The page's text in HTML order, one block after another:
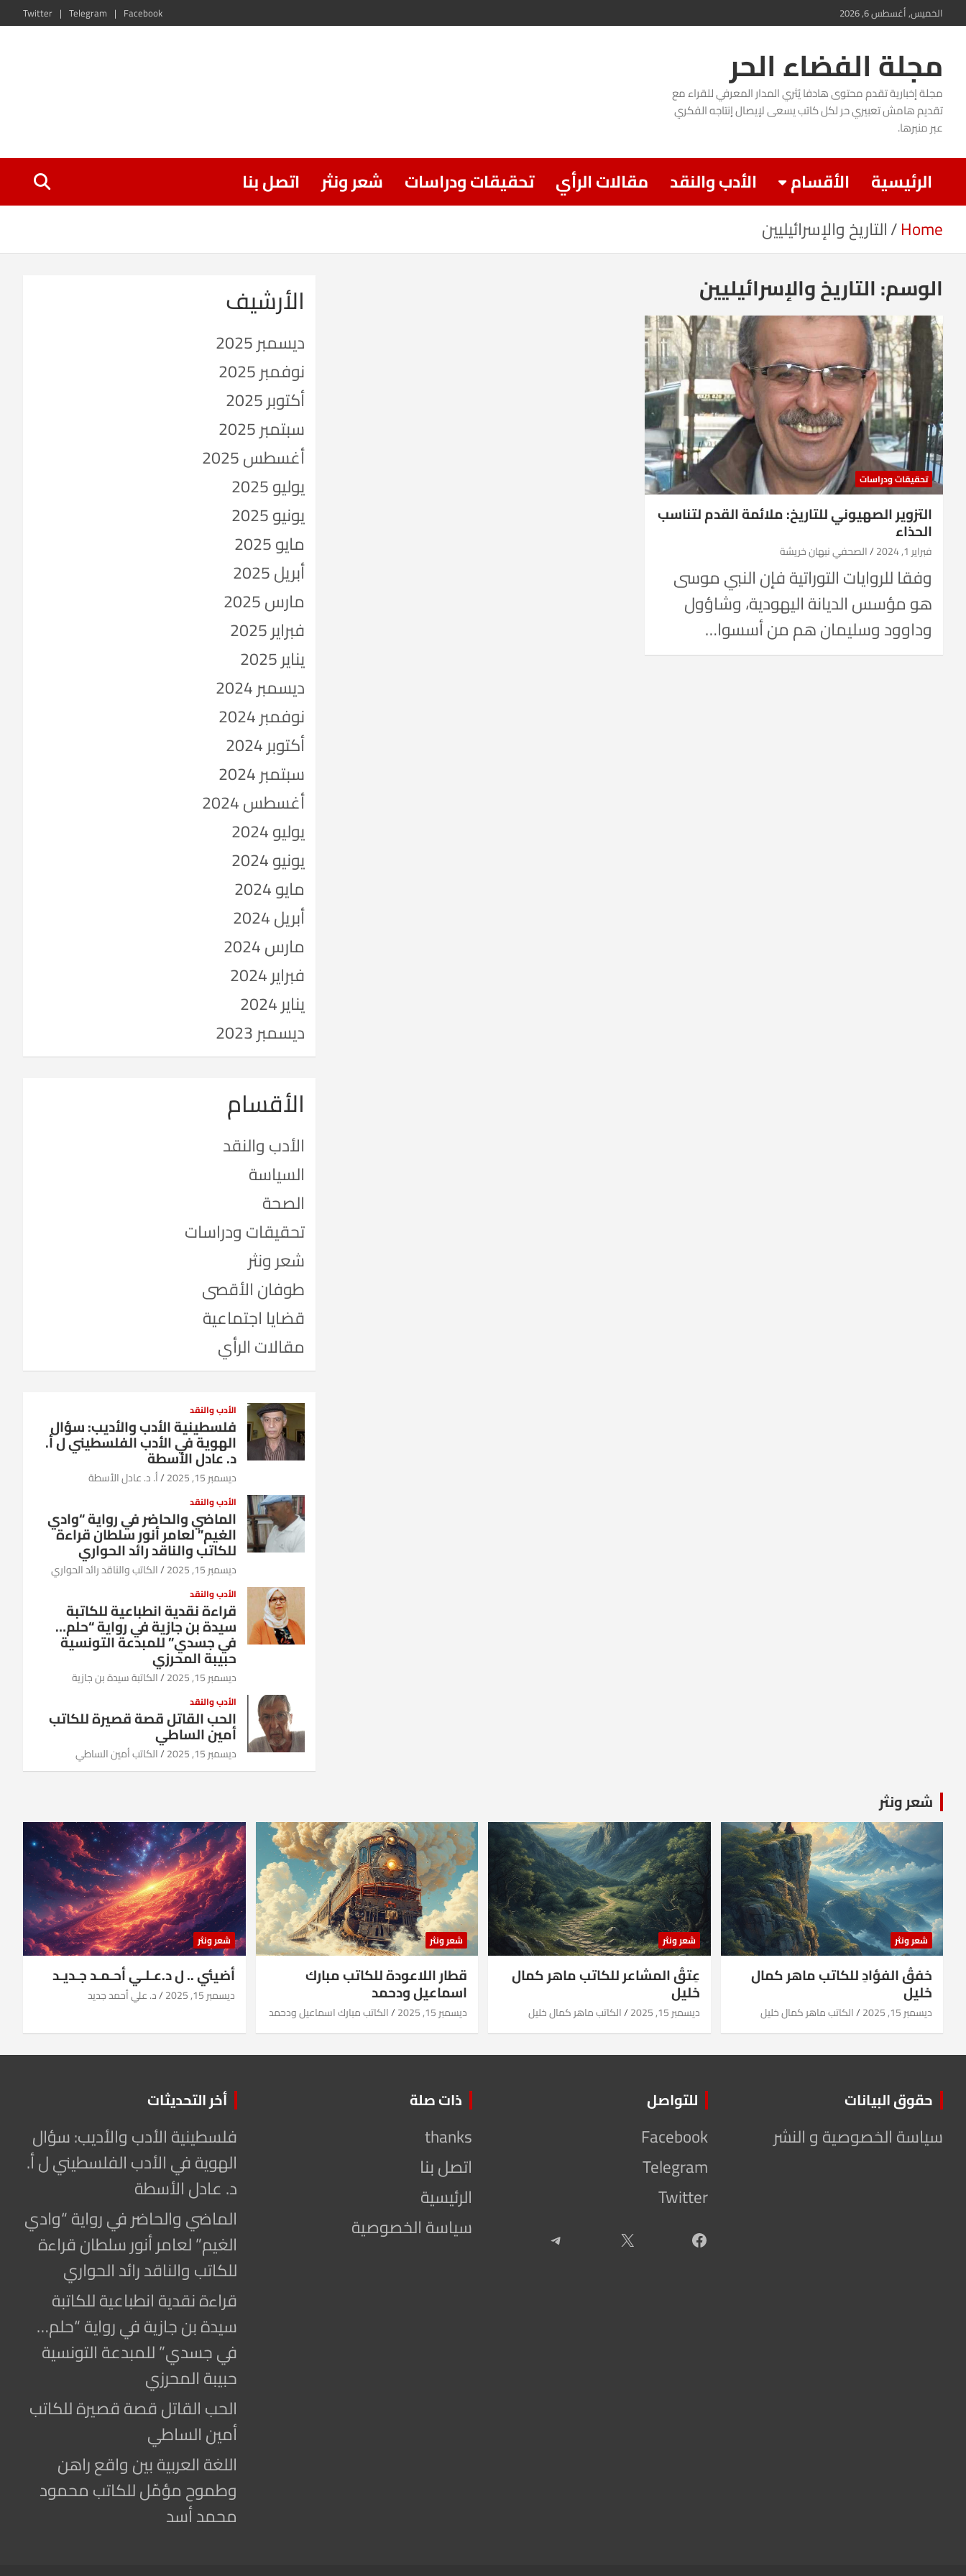
Skip
content
الخميس, أغسطس 6, 2026 Facebook
Telegram
Twitter
مجلة الفضاء الحر
مجلة إخبارية تقدم محتوى هادفا يُثري المدار المعرفي للقراء مع
تقديم هامش تعبيري حر لكل كاتب يسعى لإيصال إنتاجه الفكري
عبر منبرها.
الرئيسية الأقسام الأدب والنقد مقالات الرأي تحقيقات ودراسات شعر ونثر
اتصل بنا
Home التاريخ والإسرائيليين
الوسم:التاريخ والإسرائيليين
تحقيقات ودراسات
التزوير الصهيوني للتاريخ: ملائمة القدم لتناسب
الحذاء
فبراير 1, 2024 الصحفي نبهان خريشة
وفقا للروايات التوراتية فإن النبي موسى
هو مؤسس الديانة اليهودية، وشاؤول
وداوود وسليمان هم من أسسوا…
الأرشيف
ديسمبر 2025
نوفمبر 2025
أكتوبر 2025
سبتمبر 2025
أغسطس 2025
يوليو 2025
يونيو 2025
مايو 2025
أبريل 2025
مارس 2025
فبراير 2025
يناير 2025
ديسمبر 2024
نوفمبر 2024
أكتوبر 2024
سبتمبر 2024
أغسطس 2024
يوليو 2024
يونيو 2024
مايو 2024
أبريل 2024
مارس 2024
فبراير 2024
يناير 2024
ديسمبر 2023
الأقسام
الأدب والنقد
السياسة
الصحة
تحقيقات ودراسات
شعر ونثر
طوفان الأقصى
قضايا اجتماعية
مقالات الرأي
الأدب والنقد
فلسطينية الأدب والأديب: سؤال
الهوية في الأدب الفلسطيني ل أ.
د. عادل الأسطة
ديسمبر 15, 2025 أ. د. عادل الأسطة
الأدب والنقد
الماضي والحاضر في رواية “وادي
الغيم” لعامر أنور سلطان قراءة
للكاتب والناقد رائد الحواري
ديسمبر 15, 2025 الكاتب والناقد رائد الحواري
الأدب والنقد
قراءة نقدية انطباعية للكاتبة
سيدة بن جازية في رواية “حلم…
في جسدي” للمبدعة التونسية
حبيبة المحرزي
ديسمبر 15, 2025 الكاتبة سيدة بن جازية
الأدب والنقد
الحب القاتل قصة قصيرة للكاتب
أمين الساطي
ديسمبر 15, 2025 الكاتب أمين الساطي
شعر ونثر
شعر ونثر
خفقُ الفؤادِ للكاتب ماهر كمال
خليل
ديسمبر 15, 2025 الكاتب ماهر كمال خليل
شعر ونثر
عِتقُ المشاعر للكاتب ماهر كمال
خليل
ديسمبر 15, 2025 الكاتب ماهر كمال خليل
شعر ونثر
قطار اللاعودة للكاتب مبارك
اسماعيل ودحمد
ديسمبر 15, 2025 الكاتب مبارك اسماعيل ودحمد
شعر ونثر
أضيئي .. ل د.عـلـي أحـمـد جـديـد
ديسمبر 15, 2025 د. علي أحمد جديد
حقوق البيانات
سياسة الخصوصية و النشر
للتواصل
Facebook
Telegram
Twitter
Facebook
X
Telegram
ذات صلة
thanks
اتصل بنا
الرئيسية
سياسة الخصوصية
أخر التحديثات
فلسطينية الأدب والأديب: سؤال
الهوية في الأدب الفلسطيني ل أ.
د. عادل الأسطة
الماضي والحاضر في رواية “وادي
الغيم” لعامر أنور سلطان قراءة
للكاتب والناقد رائد الحواري
قراءة نقدية انطباعية للكاتبة
سيدة بن جازية في رواية “حلم…
في جسدي” للمبدعة التونسية
حبيبة المحرزي
الحب القاتل قصة قصيرة للكاتب
أمين الساطي
اللغة العربية بين واقع راهن
وطموح مؤمّل للكاتب محمود
محمد أسد